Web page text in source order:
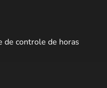
de controle de horas